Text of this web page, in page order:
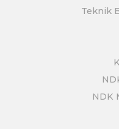
Teknik
NDK